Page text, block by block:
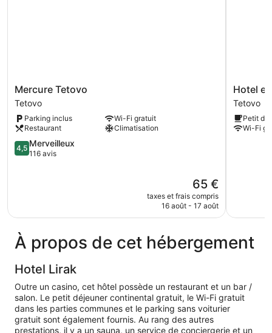
Mercure
Tetovo
Tetovo
Mercure Tetovo
Tetovo
Parking inclus
Wi-Fi gratuit
Restaurant
Climatisation
4.5
sur
4,5 Merveilleux
116 avis
Le
nouveau
prix
65 €
taxes et frais compris
16 août - 17 août
Hotel
ema
Tetovo
Hotel
Tetovo
Petit
Wi-Fi
À propos de cet hébergement
Hotel Lirak
Outre un casino, cet hôtel possède un restaurant et un bar /
salon. Le petit déjeuner continental gratuit, le Wi-Fi gratuit
dans les parties communes et le parking sans voiturier
gratuit sont également fournis. Au rang des autres
prestations, il y a un sauna, un service de conciergerie et un